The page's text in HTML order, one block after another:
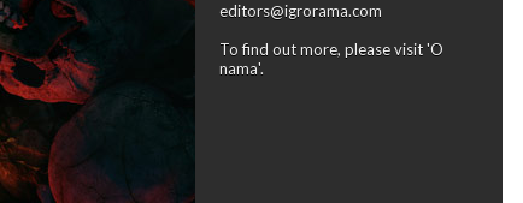
editors@igrorama.com
To find out more, please visit 'O
nama'.